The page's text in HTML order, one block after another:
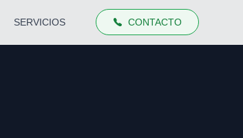
SERVICIOS CONTACTO